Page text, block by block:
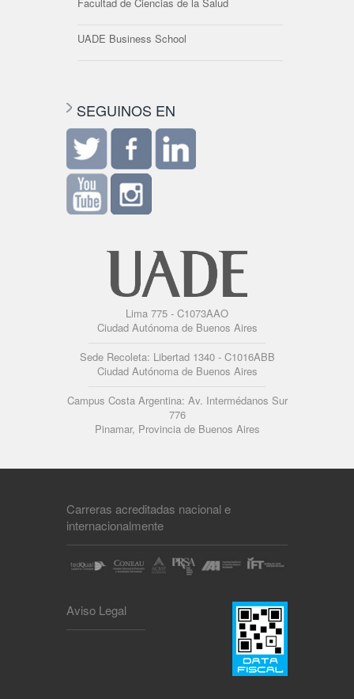
UADE Business School
SEGUINOS EN
Lima 775 - C1073AAO
Ciudad Autónoma de Buenos Aires
Sede Recoleta: Libertad 1340 - C1016ABB
Ciudad Autónoma de Buenos Aires
Campus Costa Argentina: Av. Intermédanos Sur
776
Pinamar, Provincia de Buenos Aires
Carreras acreditadas nacional e
internacionalmente
Aviso Legal